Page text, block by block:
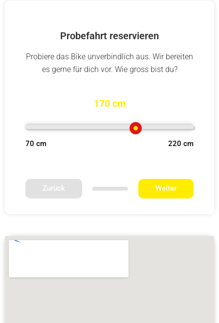
Probefahrt reservieren
Probiere das Bike unverbindlich aus. Wir bereiten
es gerne für dich vor. Wie gross bist du?
170 cm
70 cm 220 cm
Zurück Weiter